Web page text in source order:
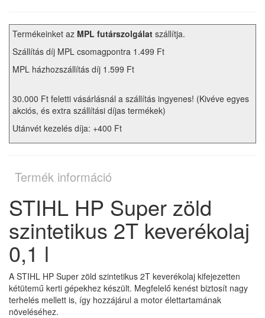
Termékeinket az MPL futárszolgálat szállítja.
Szállítás díj MPL csomagpontra 1.499 Ft
MPL házhozszállítás díj 1.599 Ft
30.000 Ft feletti vásárlásnál a szállítás ingyenes! (Kivéve egyes
akciós, és extra szállítási díjas termékek)
Utánvét kezelés díja: +400 Ft
Termék információ
STIHL HP Super zöld
szintetikus 2T keverékolaj
0,1 l
A STIHL HP Super zöld szintetikus 2T keverékolaj kifejezetten
kétütemű kerti gépekhez készült. Megfelelő kenést biztosít nagy
terhelés mellett is, így hozzájárul a motor élettartamának
növeléséhez.